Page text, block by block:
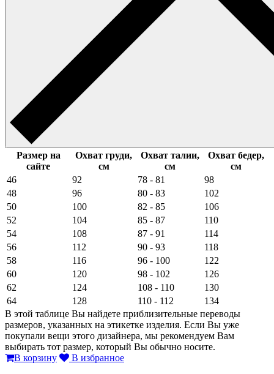
Размер на
сайте
Охват груди,
см
Охват талии,
см
Охват бедер,
см
46
92 78 - 81
98
48
96 80 - 83
102
50
100 82 - 85
106
52
104 85 - 87
110
54
108 87 - 91
114
56
112 90 - 93
118
58
116 96 - 100
122
60
120 98 - 102
126
62
124 108 - 110
130
64
128 110 - 112
134
В этой таблице Вы найдете приблизительные переводы
размеров, указанных на этикетке изделия. Если Вы уже
покупали вещи этого дизайнера, мы рекомендуем Вам
выбирать тот размер, который Вы обычно носите.
В корзину
В избранное